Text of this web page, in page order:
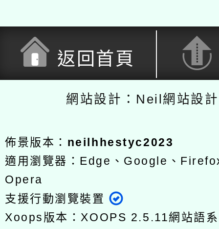
返回首頁
網站設計：Neil網站設
佈景版本： neilhhestyc2023
適用瀏覽器：Edge、Google、
Opera
支援行動瀏覽裝置
Xoops版本： XOOPS 2.5.11網站語